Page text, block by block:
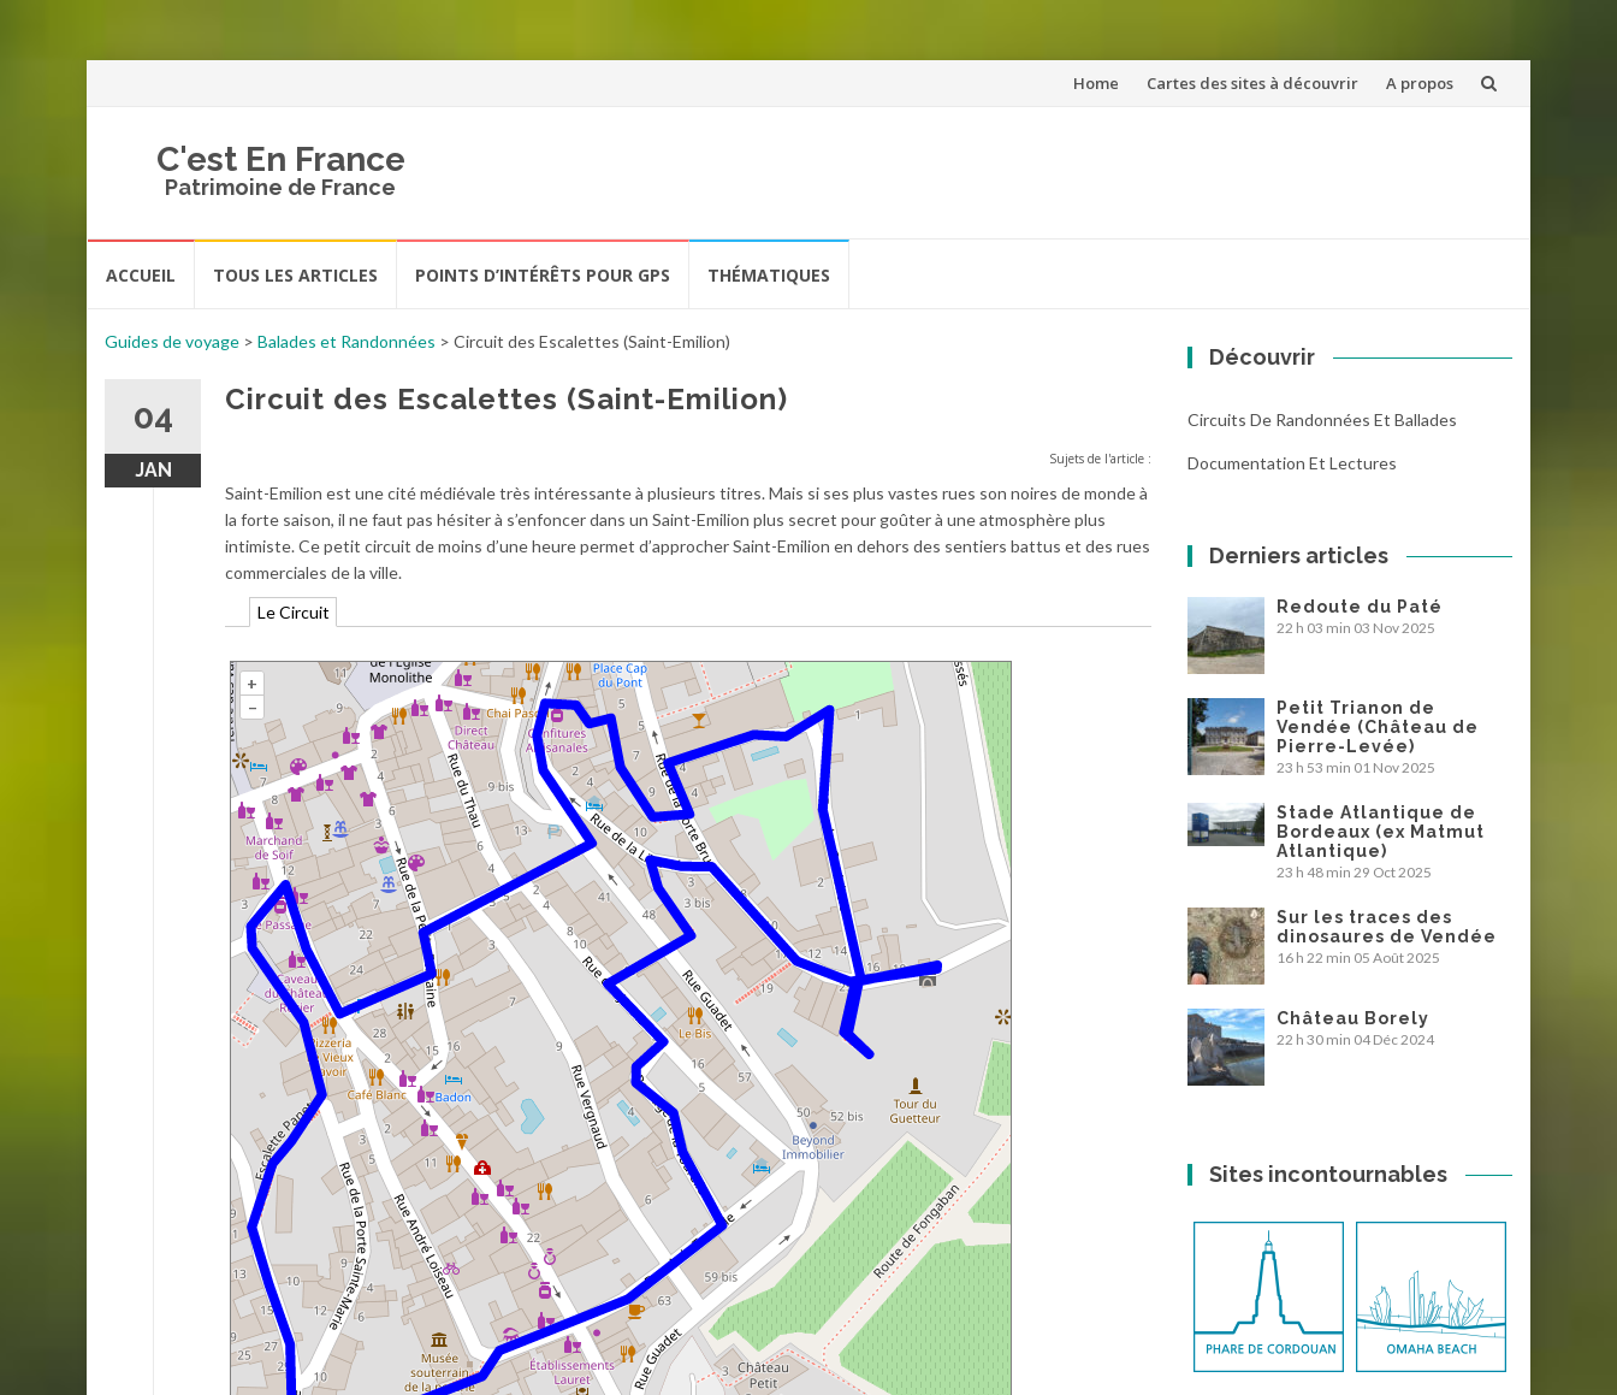
Aller
Home Cartes des sites à découvrir A propos
C'est En France
Patrimoine de France
ACCUEIL TOUS LES ARTICLES POINTS D’INTÉRÊTS POUR GPS THÉMATIQUES
Guides de voyage > Balades et Randonnées > Circuit des Escalettes (Saint-Emilion)
04
JAN
Circuit des Escalettes (Saint-Emilion)
Sujets de l'article :
Saint-Emilion est une cité médiévale très intéressante à plusieurs titres. Mais si ses plus vastes rues son noires de monde à
la forte saison, il ne faut pas hésiter à s’enfoncer dans un Saint-Emilion plus secret pour goûter à une atmosphère plus
intimiste. Ce petit circuit de moins d’une heure permet d’approcher Saint-Emilion en dehors des sentiers battus et des rues
commerciales de la ville.
Le Circuit
+
–
Découvrir
Circuits De Randonnées Et Ballades
Documentation Et Lectures
Derniers articles
Redoute du Paté
22 h 03 min 03 Nov 2025
Petit Trianon de
Vendée (Château de
Pierre-Levée)
23 h 53 min 01 Nov 2025
Stade Atlantique de
Bordeaux (ex Matmut
Atlantique)
23 h 48 min 29 Oct 2025
Sur les traces des
dinosaures de Vendée
16 h 22 min 05 Août 2025
Château Borely
22 h 30 min 04 Déc 2024
Sites incontournables